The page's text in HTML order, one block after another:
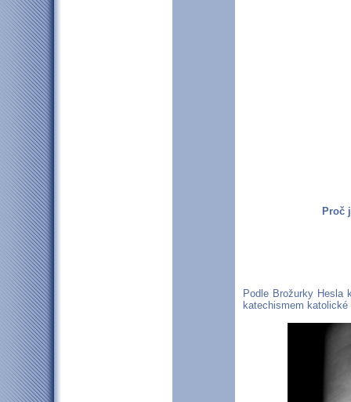
Proč
Podle Brožurky Hesla
katechismem